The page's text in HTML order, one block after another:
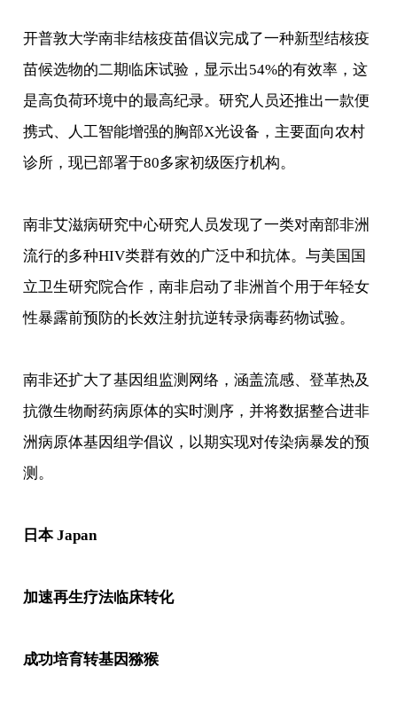
开普敦大学南非结核疫苗倡议完成了一种新型结核疫
苗候选物的二期临床试验，显示出54%的有效率，这
是高负荷环境中的最高纪录。研究人员还推出一款便
携式、人工智能增强的胸部X光设备，主要面向农村
诊所，现已部署于80多家初级医疗机构。
南非艾滋病研究中心研究人员发现了一类对南部非洲
流行的多种HIV类群有效的广泛中和抗体。与美国国
立卫生研究院合作，南非启动了非洲首个用于年轻女
性暴露前预防的长效注射抗逆转录病毒药物试验。
南非还扩大了基因组监测网络，涵盖流感、登革热及
抗微生物耐药病原体的实时测序，并将数据整合进非
洲病原体基因组学倡议，以期实现对传染病暴发的预
测。
日本 Japan
加速再生疗法临床转化
成功培育转基因猕猴